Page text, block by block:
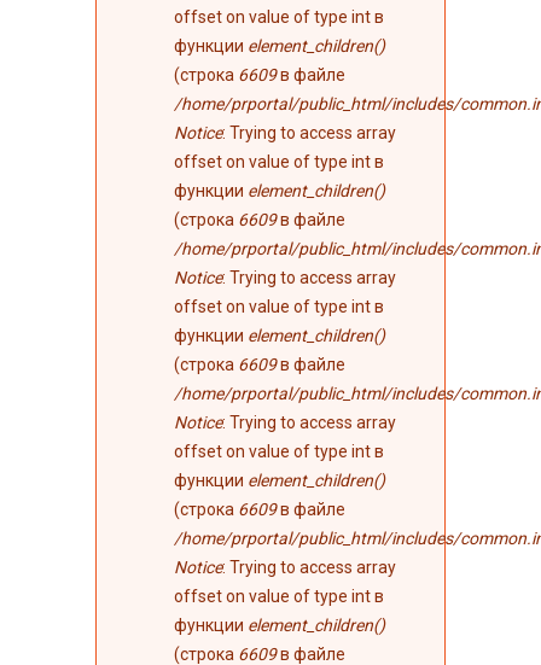
offset on value of type int в
функции element_children()
(строка 6609в файле
/home/prportal/public_html/includes/
Notice: Trying to access array
offset on value of type int в
функции element_children()
(строка 6609в файле
/home/prportal/public_html/includes/
Notice: Trying to access array
offset on value of type int в
функции element_children()
(строка 6609в файле
/home/prportal/public_html/includes/
Notice: Trying to access array
offset on value of type int в
функции element_children()
(строка 6609в файле
/home/prportal/public_html/includes/
Notice: Trying to access array
offset on value of type int в
функции element_children()
(строка 6609в файле